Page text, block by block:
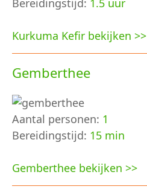
Bereidingstijd: 1.5 uur
Kurkuma Kefir bekijken >>
Gemberthee
Aantal personen: 1
Bereidingstijd: 15 min
Gemberthee bekijken >>